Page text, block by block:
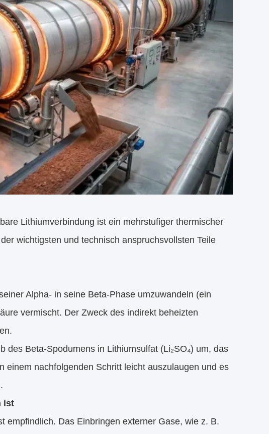
Lithiumverbindung ist ein mehrstufiger thermischer
wichtigsten und technisch anspruchsvollsten Teile
Alpha- in seine Beta-Phase umzuwandeln (ein
vermischt. Der Zweck des indirekt beheizten
Beta-Spodumens in Lithiumsulfat (Li₂SO₄) um, das
einem nachfolgenden Schritt leicht auszulaugen und es
ist
empfindlich. Das Einbringen externer Gase, wie z. B.